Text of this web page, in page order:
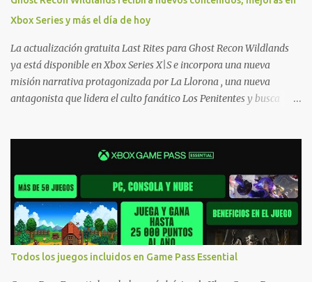
- Argentina Ofertas - Chile Ofertas - Colombia Ofertas - México
Ofertas - Estados Unidos Ofertas - España Todas las ofertas de
Xbox One también aplican a Xbox Series, a excepción de los jue...
Xbox Series y más el día de hoy
La actualización gratuita Last Rites para Ghost Recon Wildlands
ya está disponible en Xbox Series X|S e incorpora una nueva
misión narrativa protagonizada por La Llorona , una nueva
antagonista que lidera el culto fanático Los Penitentes y busca
Predator , uno de los desafíos más recordados por la comunidad,
junto con múltiples mejoras centradas en ampliar la libertad de
juego. Uno de los aspectos más importantes de Last Rites es la
gran cantidad de opciones de personalización incorporadas. Ahora
es posible ocultar más elementos de la interfaz, incluyendo las
trayectorias de lanzamiento de granadas y el resaltado de objetos
interactivos, además de desactivar automáticamente los sonidos
asociados cuando la interfaz está oculta. También se añaden los
Todos los juegos incluidos en Game Pass Essential